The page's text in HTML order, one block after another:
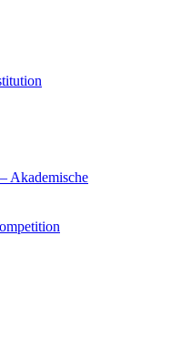
Akademische